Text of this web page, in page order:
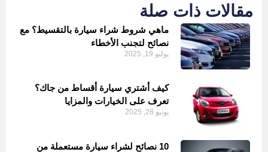
مقالات ذات صلة
ماهي شروط شراء سيارة بالتقسيط؟ مع
نصائح لتجنب الأخطاء
يوليو 19, 2025
كيف أشتري سيارة أقساط من جاك؟
تعرف على الخيارات والمزايا
يونيو 28, 2025
10 نصائح لشراء سيارة مستعملة من